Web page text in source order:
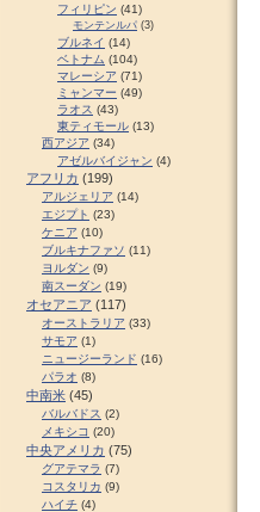
フィリピン (41)
モンテンルパ (3)
ブルネイ (14)
ベトナム (104)
マレーシア (71)
ミャンマー (49)
ラオス (43)
東ティモール (13)
西アジア (34)
アゼルバイジャン (4)
アフリカ (199)
アルジェリア (14)
エジプト (23)
ケニア (10)
ブルキナファソ (11)
ヨルダン (9)
南スーダン (19)
オセアニア (117)
オーストラリア (33)
サモア (1)
ニュージーランド (16)
パラオ (8)
中南米 (45)
バルバドス (2)
メキシコ (20)
中央アメリカ (75)
グアテマラ (7)
コスタリカ (9)
ハイチ (4)